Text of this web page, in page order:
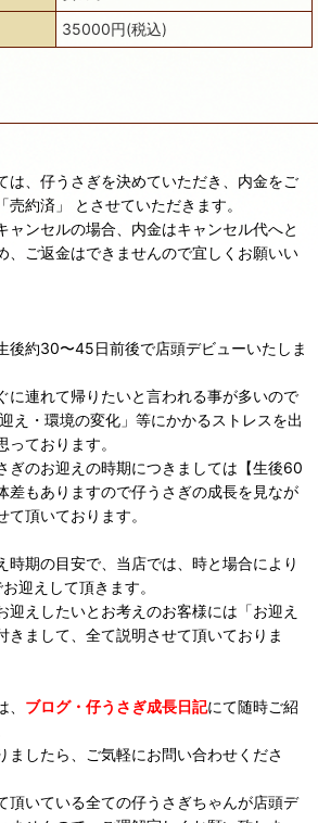
35000円(税込)
は、仔うさぎを決めていただき、内金をご
売約済」 とさせていただきます。
ャンセルの場合、内金はキャンセル代へと
、ご返金はできませんので宜しくお願いい
後約30〜45日前後で店頭デビューいたしま
に連れて帰りたいと言われる事が多いので
え・環境の変化」等にかかるストレスを出
ております。
ぎのお迎えの時期につきましては【生後60
差もありますので仔うさぎの成長を見なが
頂いております。
時期の目安で、当店では、時と場合により
迎えして頂きます。
迎えしたいとお考えのお客様には「お迎え
きまして、全て説明させて頂いておりま
ブログ・仔うさぎ成長日記にて随時ご紹
ましたら、ご気軽にお問い合わせくださ
頂いている全ての仔うさぎちゃんが店頭デ